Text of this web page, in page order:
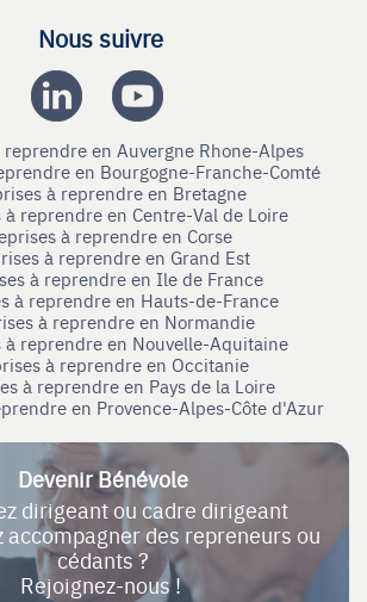
Nous suivre
en Auvergne Rhone-Alpes
en Bourgogne-Franche-Comté
à reprendre en Bretagne
à reprendre en Centre-Val de Loire
à reprendre en Corse
à reprendre en Grand Est
à reprendre en Ile de France
à reprendre en Hauts-de-France
à reprendre en Normandie
à reprendre en Nouvelle-Aquitaine
à reprendre en Occitanie
à reprendre en Pays de la Loire
en Provence-Alpes-Côte d'Azur
Devenir Bénévole
dirigeant ou cadre dirigeant
accompagner des repreneurs ou
cédants ?
Rejoignez-nous !